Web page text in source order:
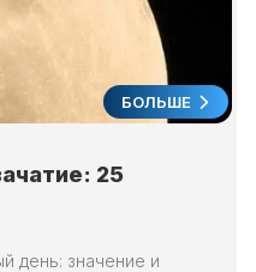
БОЛЬШЕ
25
день: значение и